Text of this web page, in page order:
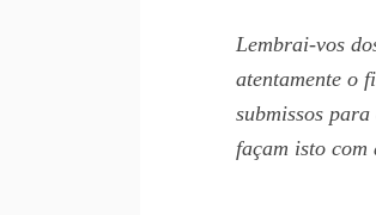
Lembrai-vos
atentamente o
submissos
façam isto